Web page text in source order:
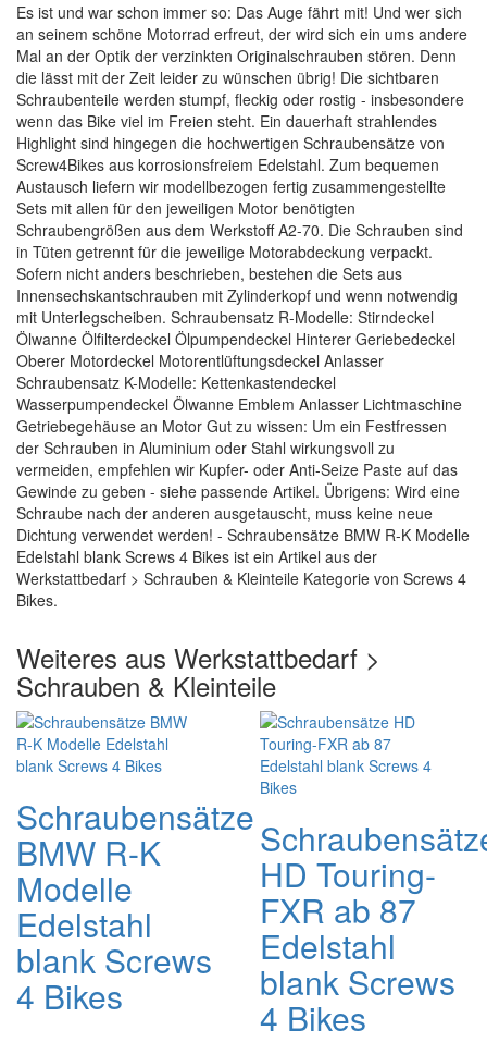
Es ist und war schon immer so: Das Auge fährt mit! Und wer sich
an seinem schöne Motorrad erfreut, der wird sich ein ums andere
Mal an der Optik der verzinkten Originalschrauben stören. Denn
die lässt mit der Zeit leider zu wünschen übrig! Die sichtbaren
Schraubenteile werden stumpf, fleckig oder rostig - insbesondere
wenn das Bike viel im Freien steht. Ein dauerhaft strahlendes
Highlight sind hingegen die hochwertigen Schraubensätze von
Screw4Bikes aus korrosionsfreiem Edelstahl. Zum bequemen
Austausch liefern wir modellbezogen fertig zusammengestellte
Sets mit allen für den jeweiligen Motor benötigten
Schraubengrößen aus dem Werkstoff A2-70. Die Schrauben sind
in Tüten getrennt für die jeweilige Motorabdeckung verpackt.
Sofern nicht anders beschrieben, bestehen die Sets aus
Innensechskantschrauben mit Zylinderkopf und wenn notwendig
mit Unterlegscheiben. Schraubensatz R-Modelle: Stirndeckel
Ölwanne Ölfilterdeckel Ölpumpendeckel Hinterer Geriebedeckel
Oberer Motordeckel Motorentlüftungsdeckel Anlasser
Schraubensatz K-Modelle: Kettenkastendeckel
Wasserpumpendeckel Ölwanne Emblem Anlasser Lichtmaschine
Getriebegehäuse an Motor Gut zu wissen: Um ein Festfressen
der Schrauben in Aluminium oder Stahl wirkungsvoll zu
vermeiden, empfehlen wir Kupfer- oder Anti-Seize Paste auf das
Gewinde zu geben - siehe passende Artikel. Übrigens: Wird eine
Schraube nach der anderen ausgetauscht, muss keine neue
Dichtung verwendet werden! - Schraubensätze BMW R-K Modelle
Edelstahl blank Screws 4 Bikes ist ein Artikel aus der
Werkstattbedarf > Schrauben & Kleinteile Kategorie von Screws 4
Bikes.
Weiteres aus Werkstattbedarf >
Schrauben & Kleinteile
Schraubensätze
BMW R-K
Modelle
Edelstahl
blank Screws
4 Bikes
HD Touring-
FXR ab 87
Edelstahl
blank Screws
4 Bikes